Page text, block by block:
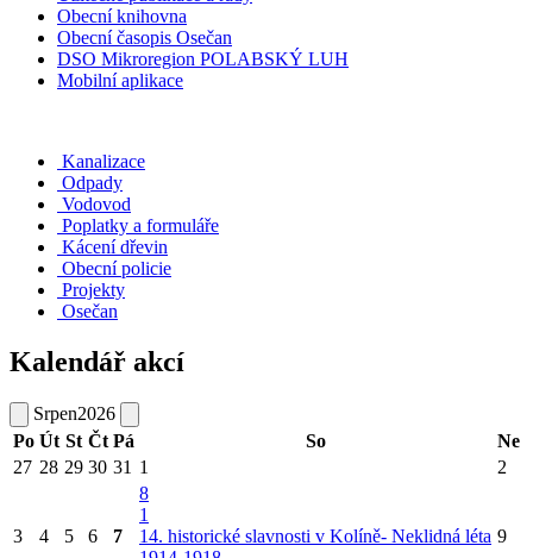
Obecní knihovna
Obecní časopis Osečan
DSO Mikroregion POLABSKÝ LUH
Mobilní aplikace
Kanalizace
Odpady
Vodovod
Poplatky a formuláře
Kácení dřevin
Obecní policie
Projekty
Osečan
Kalendář akcí
Srpen2026
Po Út St Čt Pá So
Ne
27 28 29 30 31 1 2
3 4 5 6 7
8
1
14. historické slavnosti v Kolíně- Neklidná léta 9